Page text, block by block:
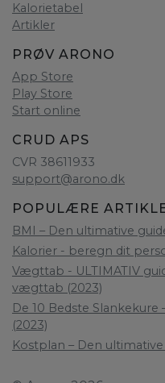
Kalorietabel
Artikler
PRØV ARONO
App Store
Play Store
Start online
CRUD APS
CVR 38611933
support@arono.dk
POPULÆRE
BMI – Den ultimative
Kalorier - beregn dit
Vægttab - ULTIMATIV
vægttab (2023)
De 10 Bedste
(2023)
Kostplan – Den